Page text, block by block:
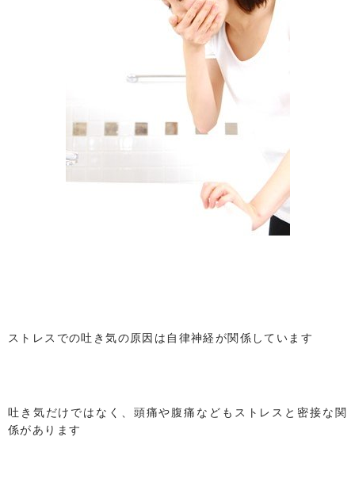
ストレスでの吐き気の原因は自律神経が関係しています
吐き気だけではなく、頭痛や腹痛などもストレスと密接な関
係があります